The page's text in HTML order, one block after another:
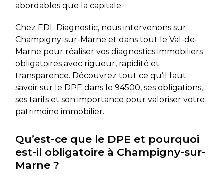
abordables que la capitale.
Chez EDL Diagnostic, nous intervenons sur
Champigny-sur-Marne et dans tout le Val-de-
Marne pour réaliser vos diagnostics immobiliers
obligatoires avec rigueur, rapidité et
transparence. Découvrez tout ce qu’il faut
savoir sur le DPE dans le 94500, ses obligations,
ses tarifs et son importance pour valoriser votre
patrimoine immobilier.
Qu’est-ce que le DPE et pourquoi
est-il obligatoire à Champigny-sur-
Marne ?